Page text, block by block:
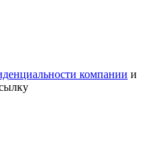
компании и